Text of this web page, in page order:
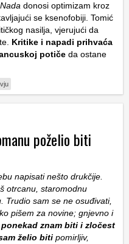
Nada donosi optimizam kroz
se ksenofobiji. Tomić
nasilja, vjerujući da
Kritike i napadi prihvaća
potiče da ostane
poželio biti
napisati nešto drukčije.
otrcanu, staromodnu
Trudio sam se ne osuđivati,
pišem za novine; gnjevno i
ponekad znam biti i zločest
želio biti pomirljiv,